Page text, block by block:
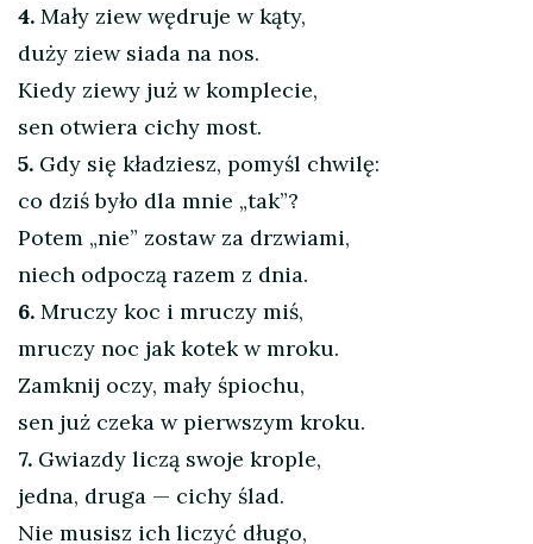
4. Mały ziew wędruje w kąty,
duży ziew siada na nos.
Kiedy ziewy już w komplecie,
sen otwiera cichy most.
5. Gdy się kładziesz, pomyśl chwilę:
co dziś było dla mnie „tak”?
Potem „nie” zostaw za drzwiami,
niech odpoczą razem z dnia.
6. Mruczy koc i mruczy miś,
mruczy noc jak kotek w mroku.
Zamknij oczy, mały śpiochu,
sen już czeka w pierwszym kroku.
7. Gwiazdy liczą swoje krople,
jedna, druga — cichy ślad.
Nie musisz ich liczyć długo,